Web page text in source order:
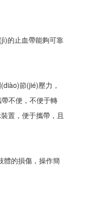
的止血帶能夠可靠
節(jié)壓力，
帶不便，不便于轉
，便于攜帶，且
體的損傷，操作簡